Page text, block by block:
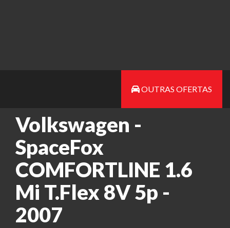
OUTRAS OFERTAS
Volkswagen -
SpaceFox
COMFORTLINE 1.6
Mi T.Flex 8V 5p -
2007